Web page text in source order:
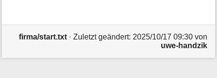
firma/start.txt· Zuletzt geändert: 2025/10/17 09:30von
uwe-handzik